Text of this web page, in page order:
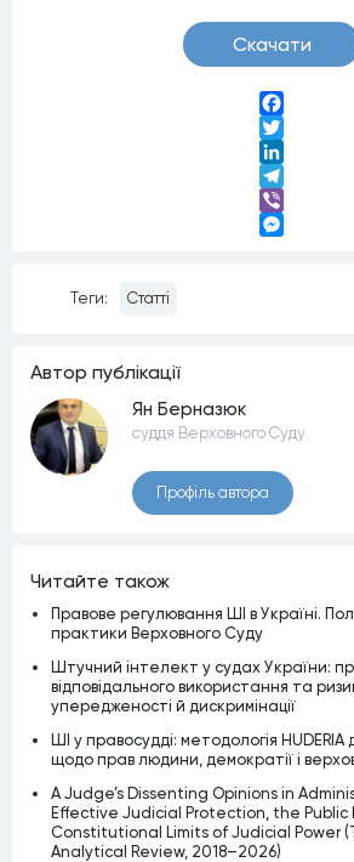
Скачати
Facebook
Twitter
LinkedIn
Telegram
Viber
Теги: Статті
Автор публiкацiї
Ян Берназюк
суддя Верховного Суду
Профiль автора
Читайте також
Правове регулювання ШІ в Україні.
практики Верховного Суду
Штучний інтелект у судах України:
відповідального використання та
упередженості й дискримінації
ШІ у правосудді: методологія HUDERIA
щодо прав людини, демократії і
A Judge’s Dissenting Opinions in
Effective Judicial Protection, the
Constitutional Limits of Judicial Power
Analytical Review, 2018–2026)